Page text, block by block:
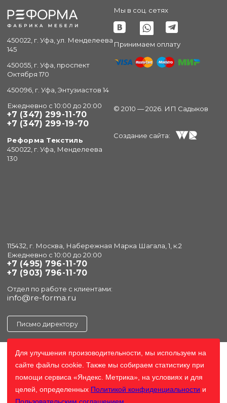
450022, г. Уфа, ул. Менделеева
145
450055, г. Уфа, проспект
Октября 170
450096, г. Уфа, Энтузиастов 14
Ежедневно с 10:00 до 20:00
+7 (347) 299-11-70
+7 (347) 299-19-70
Реформа Текстиль
450022, г. Уфа, Менделеева
130
115432, г. Москва, Набережная Марка Шагала, 1, к.2
Ежедневно с 10:00 до 20:00
+7 (495) 796-11-70
+7 (903) 796-11-70
Отдел по работе с клиентами:
info@re-forma.ru
Письмо директору
Мы в соц. сетях
Принимаем оплату
© 2010 — 2026. ИП Садыков
Создание сайта:
Для улучшения произоводительности, мы используем на
сайте файлы cookie. Также мы собираем статистику при
помощи сервиса «Яндекс. Метрика», на условиях и для
целей, определенных Политикой конфиденциальности и
Пользовательским соглашением